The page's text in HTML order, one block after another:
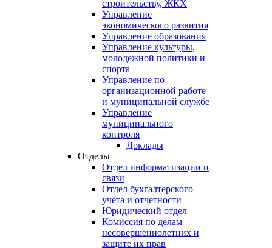
строительству, ЖКХ
Управление
экономического развития
Управление образования
Управление культуры,
молодежной политики и
спорта
Управление по
организационной работе
и муниципальной службе
Управление
муниципального
контроля
Доклады
Отделы
Отдел информатизации и
связи
Отдел бухгалтерского
учета и отчетности
Юридический отдел
Комиссия по делам
несовершеннолетних и
защите их прав